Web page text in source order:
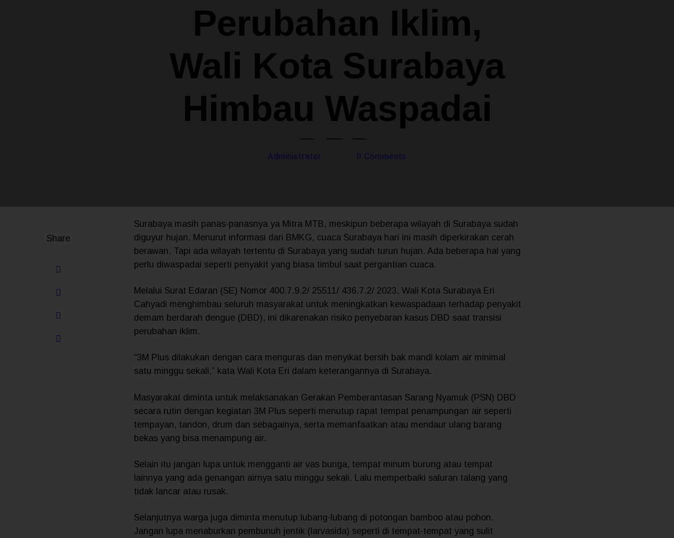
Perubahan Iklim,
Wali Kota Surabaya
Himbau Waspadai
DBD
Administrator 0 Comments
Share
Surabaya masih panas-panasnya ya Mitra MTB, meskipun beberapa wilayah di Surabaya sudah
diguyur hujan. Menurut informasi dari BMKG, cuaca Surabaya hari ini masih diperkirakan cerah
berawan. Tapi ada wilayah tertentu di Surabaya yang sudah turun hujan. Ada beberapa hal yang
perlu diwaspadai seperti penyakit yang biasa timbul saat pergantian cuaca.
Melalui Surat Edaran (SE) Nomor 400.7.9.2/ 25511/ 436.7.2/ 2023, Wali Kota Surabaya Eri
Cahyadi menghimbau seluruh masyarakat untuk meningkatkan kewaspadaan terhadap penyakit
demam berdarah dengue (DBD), ini dikarenakan risiko penyebaran kasus DBD saat transisi
perubahan iklim.
“3M Plus dilakukan dengan cara menguras dan menyikat bersih bak mandi kolam air minimal
satu minggu sekali,” kata Wali Kota Eri dalam keterangannya di Surabaya.
Masyarakat diminta untuk melaksanakan Gerakan Pemberantasan Sarang Nyamuk (PSN) DBD
secara rutin dengan kegiatan 3M Plus seperti menutup rapat tempat penampungan air seperti
tempayan, tandon, drum dan sebagainya, serta memanfaatkan atau mendaur ulang barang
bekas yang bisa menampung air.
Selain itu jangan lupa untuk mengganti air vas bunga, tempat minum burung atau tempat
lainnya yang ada genangan airnya satu minggu sekali. Lalu memperbaiki saluran talang yang
tidak lancar atau rusak.
Selanjutnya warga juga diminta menutup lubang-lubang di potongan bamboo atau pohon.
Jangan lupa menaburkan pembunuh jentik (larvasida) seperti di tempat-tempat yang sulit